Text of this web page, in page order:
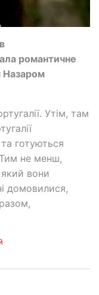
романтичне
Назаром
Утім, там
готуються
Тим не менш,
вони
домовилися,